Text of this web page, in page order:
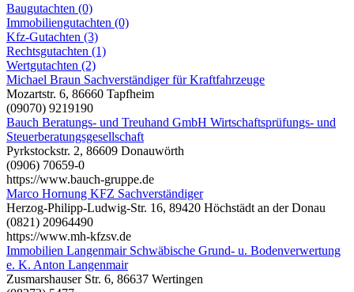
Baugutachten (0)
Immobiliengutachten (0)
Kfz-Gutachten (3)
Rechtsgutachten (1)
Wertgutachten (2)
Michael Braun Sachverständiger für Kraftfahrzeuge
Mozartstr. 6, 86660 Tapfheim
(09070) 9219190
Bauch Beratungs- und Treuhand GmbH Wirtschaftsprüfungs- und
Steuerberatungsgesellschaft
Pyrkstockstr. 2, 86609 Donauwörth
(0906) 70659-0
https://www.bauch-gruppe.de
Marco Hornung KFZ Sachverständiger
Herzog-Philipp-Ludwig-Str. 16, 89420 Höchstädt an der Donau
(0821) 20964490
https://www.mh-kfzsv.de
Immobilien Langenmair Schwäbische Grund- u. Bodenverwertung
e. K. Anton Langenmair
Zusmarshauser Str. 6, 86637 Wertingen